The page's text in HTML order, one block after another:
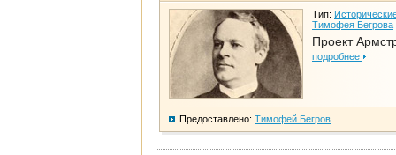
Тип:
Тимофея Бегрова
Проект
подробнее
Предоставлено: Тимофей Бегров